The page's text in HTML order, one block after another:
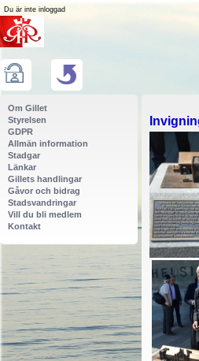
Du är inte inloggad
Om Gillet
Styrelsen
GDPR
Allmän information
Stadgar
Länkar
Gillets handlingar
Gåvor och bidrag
Stadsvandringar
Vill du bli medlem
Kontakt